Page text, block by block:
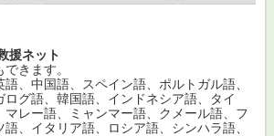
援ネット
きます。
、中国語、スペイン語、ポルトガル語、
ログ語、韓国語、インドネシア語、タイ
マレー語、ミャンマー語、クメール語、フ
、イタリア語、ロシア語、シンハラ語、